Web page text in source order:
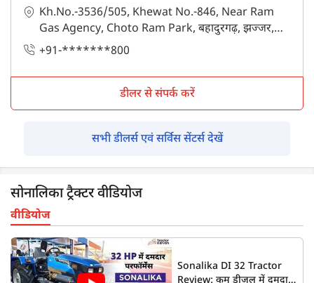
Kh.No.-3536/505, Khewat No.-846, Near Ram
Gas Agency, Choto Ram Park, बहादुरगढ़, झज्जर,
हरियाणा - 124507
+91-*******800
डीलर से संपर्क करें
सभी डीलर्स एवं सर्विस सेंटर्स देखें
सोनालिका ट्रैक्टर वीडियोज
वीडियोज
Sonalika DI 32 Tractor